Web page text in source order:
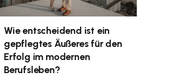
Wie entscheidend ist ein
gepflegtes Äußeres für den
Erfolg im modernen
Berufsleben?